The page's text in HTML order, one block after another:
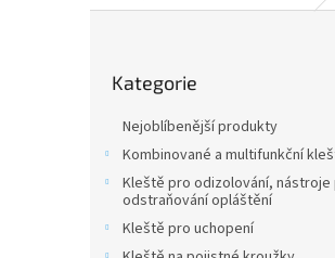
kategorie
Kategorie
Nejoblíbenější produkty
Kombinované a multifunkční
Kleště pro odizolování, nástroje
odstraňování opláštění
Kleště pro uchopení